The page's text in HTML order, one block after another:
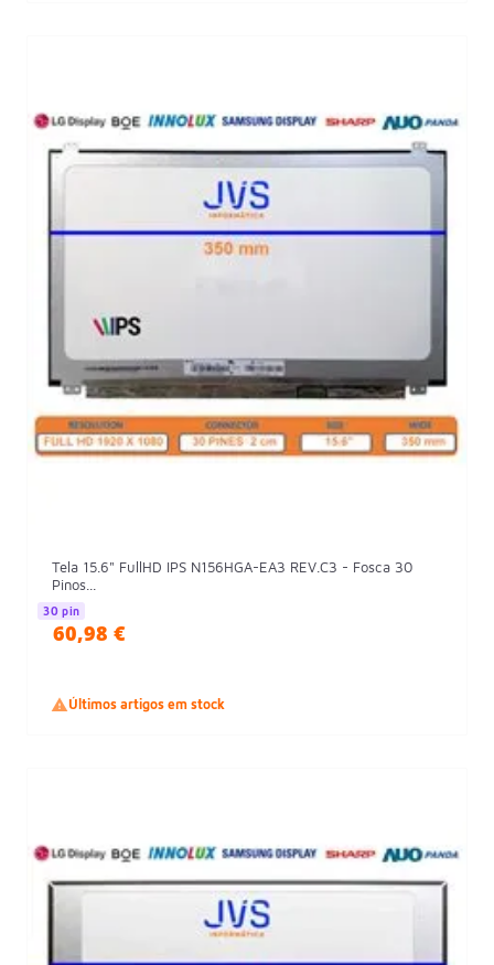
Tela 15.6" FullHD IPS N156HGA-EA3 REV.C3 - Fosca 30
Pinos...
30 pin
60,98 €
Últimos artigos em stock